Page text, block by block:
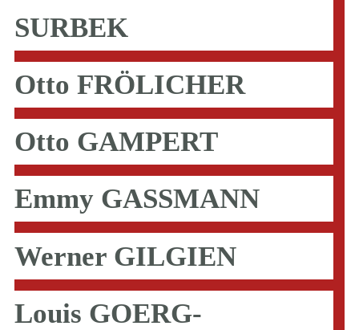
SURBEK
Otto FRÖLICHER
Otto GAMPERT
Emmy GASSMANN
Werner GILGIEN
Louis GOERG-